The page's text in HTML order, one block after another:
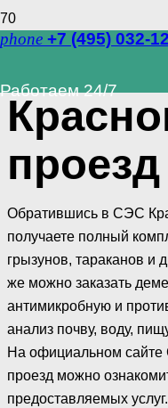
phone +7 (495) 032-
Работаем 24/7
проезд
Обратившись в СЭС
получаете полный
грызунов, тараканов и
же можно заказать
антимикробную и
анализ почву, воду,
На официальном
проезд можно
предоставляемых услуг.